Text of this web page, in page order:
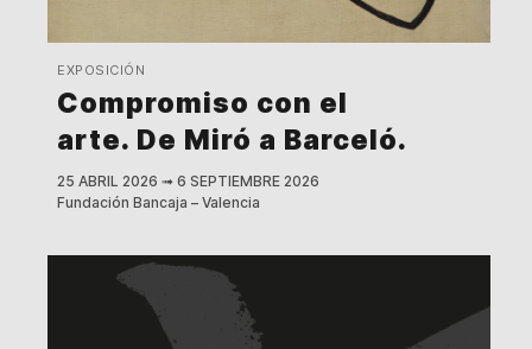
EXPOSICIÓN
Compromiso con el
arte. De Miró a Barceló.
25 ABRIL 2026 ➟ 6 SEPTIEMBRE 2026
Fundación Bancaja – Valencia